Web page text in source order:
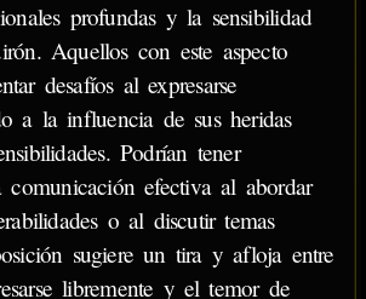
profundas y la sensibilidad
Aquellos con este aspecto
desafíos al expresarse
a la influencia de sus heridas
Podrían tener
efectiva al abordar
o al discutir temas
sugiere un tira y afloja entre
libremente y el temor de